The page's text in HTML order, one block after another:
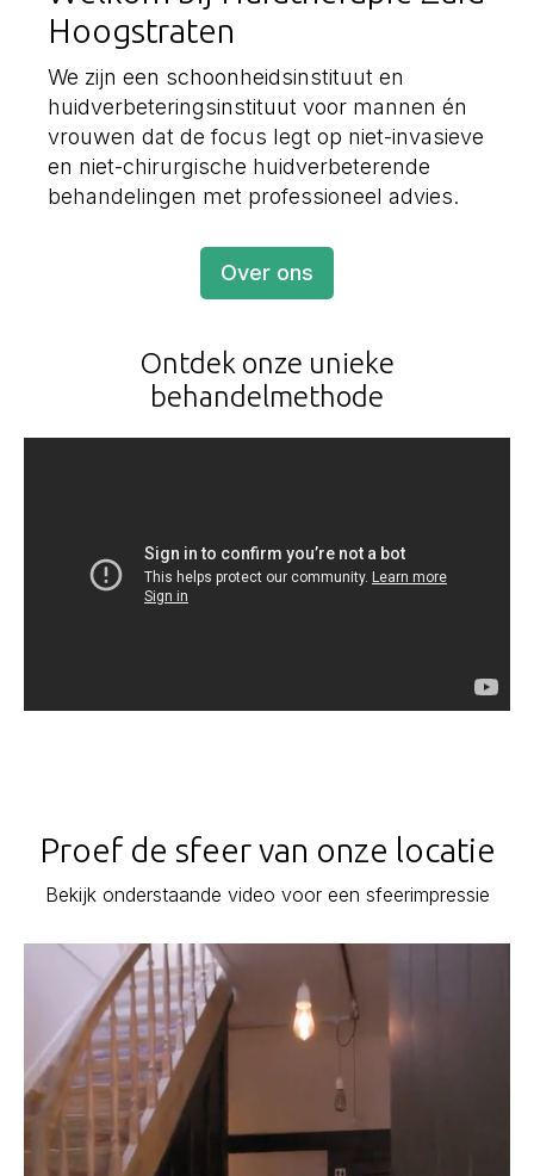
Hoogstraten
We zijn een schoonheidsinstituut en
huidverbeteringsinstituut voor mannen én
vrouwen dat de focus legt op niet-invasieve
en niet-chirurgische huidverbeterende
behandelingen met professioneel advies.
Over ons
Ontdek onze unieke
behandelmethode
Proef de sfeer van onze locatie
Bekijk onderstaande video voor een sfeerimpressie